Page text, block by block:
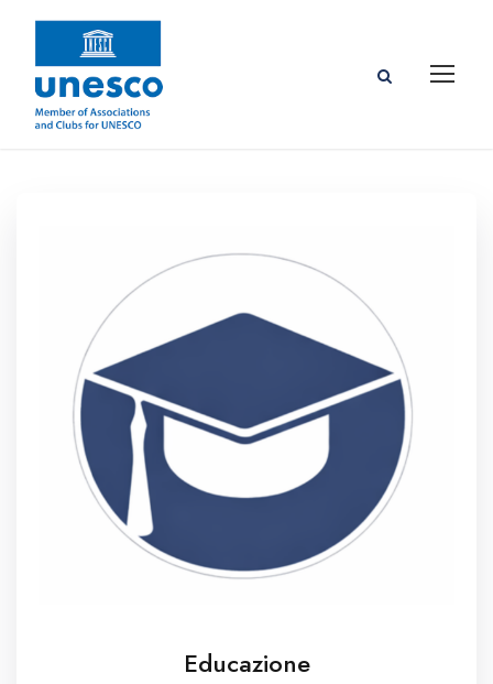
Educazione